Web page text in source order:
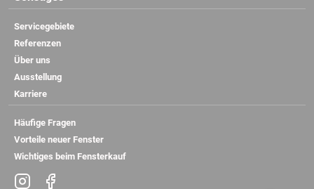
Servicegebiete
Referenzen
Über uns
Ausstellung
Karriere
Häufige Fragen
Vorteile neuer Fenster
Wichtiges beim Fensterkauf